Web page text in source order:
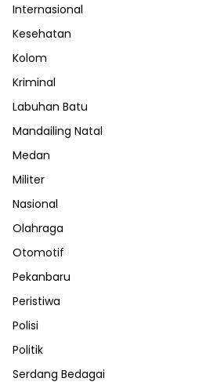
Internasional
Kesehatan
Kolom
Kriminal
Labuhan Batu
Mandailing Natal
Medan
Militer
Nasional
Olahraga
Otomotif
Pekanbaru
Peristiwa
Polisi
Politik
Serdang Bedagai